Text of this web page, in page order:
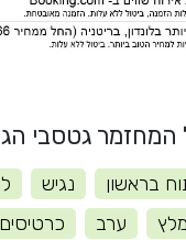
גטסבי
בראשון נגיש
ערב